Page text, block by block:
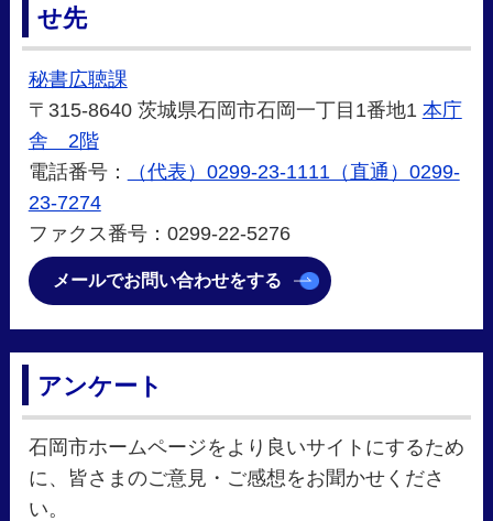
せ先
秘書広聴課
〒315-8640 茨城県石岡市石岡一丁目1番地1 本庁
舎 2階
電話番号：
（代表）0299-23-1111（直通）0299-
23-7274
ファクス番号：0299-22-5276
メールでお問い合わせをする
アンケート
石岡市ホームページをより良いサイトにするため
に、皆さまのご意見・ご感想をお聞かせくださ
い。